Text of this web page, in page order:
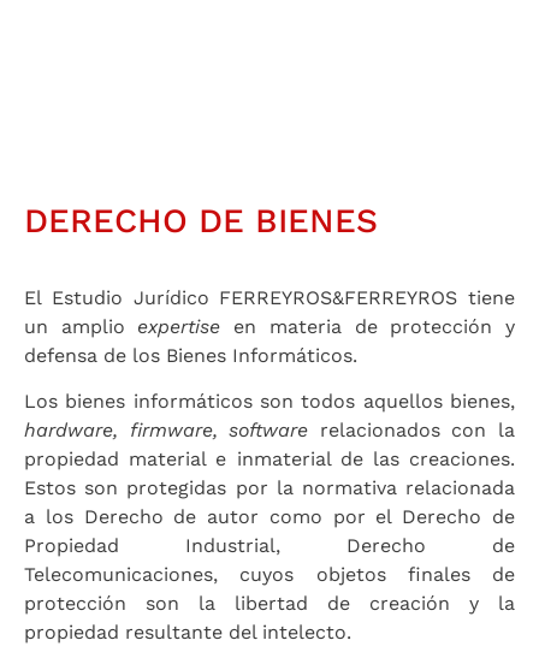
DERECHO DE BIENES
El Estudio Jurídico FERREYROS&FERREYROS tiene
un amplio expertise en materia de protección y
defensa de los Bienes Informáticos.
Los bienes informáticos son todos aquellos bienes,
hardware, firmware, software relacionados con la
propiedad material e inmaterial de las creaciones.
Estos son protegidas por la normativa relacionada
a los Derecho de autor como por el Derecho de
Propiedad Industrial, Derecho de
Telecomunicaciones, cuyos objetos finales de
protección son la libertad de creación y la
propiedad resultante del intelecto.